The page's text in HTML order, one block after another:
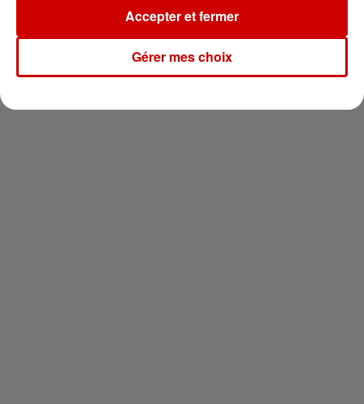
Newsletter
Gérer mes choix
Accepter et fermer